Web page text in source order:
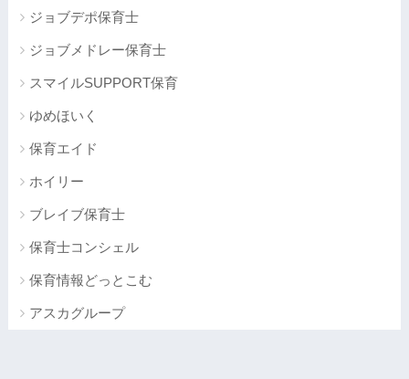
ジョブデポ保育士
ジョブメドレー保育士
スマイルSUPPORT保育
ゆめほいく
保育エイド
ホイリー
ブレイブ保育士
保育士コンシェル
保育情報どっとこむ
アスカグループ